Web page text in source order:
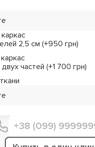
2,5 см (+950 грн)
частей (+1 700 грн)